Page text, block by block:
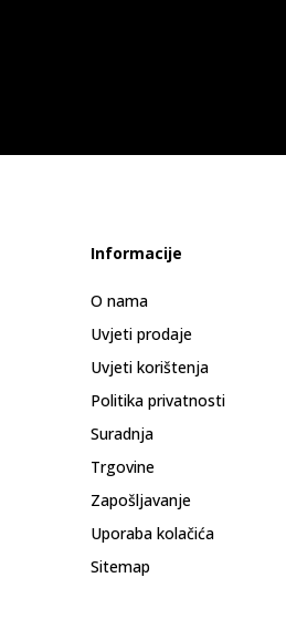
Informacije
O nama
Uvjeti prodaje
Uvjeti korištenja
Politika privatnosti
Suradnja
Trgovine
Zapošljavanje
Uporaba kolačića
Sitemap